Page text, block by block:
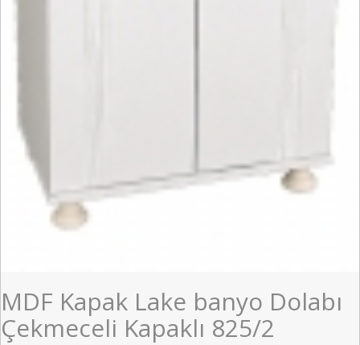
MDF Kapak Lake banyo Dolabı
Çekmeceli Kapaklı 825/2